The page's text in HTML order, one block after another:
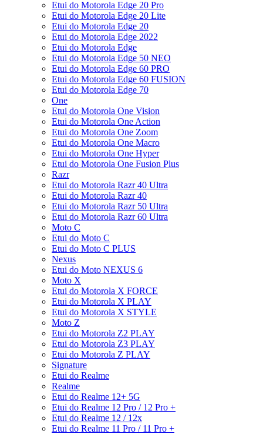
Etui do Motorola Edge 20 Pro
Etui do Motorola Edge 20 Lite
Etui do Motorola Edge 20
Etui do Motorola Edge 2022
Etui do Motorola Edge
Etui do Motorola Edge 50 NEO
Etui do Motorola Edge 60 PRO
Etui do Motorola Edge 60 FUSION
Etui do Motorola Edge 70
One
Etui do Motorola One Vision
Etui do Motorola One Action
Etui do Motorola One Zoom
Etui do Motorola One Macro
Etui do Motorola One Hyper
Etui do Motorola One Fusion Plus
Razr
Etui do Motorola Razr 40 Ultra
Etui do Motorola Razr 40
Etui do Motorola Razr 50 Ultra
Etui do Motorola Razr 60 Ultra
Moto C
Etui do Moto C
Etui do Moto C PLUS
Nexus
Etui do Moto NEXUS 6
Moto X
Etui do Motorola X FORCE
Etui do Motorola X PLAY
Etui do Motorola X STYLE
Moto Z
Etui do Motorola Z2 PLAY
Etui do Motorola Z3 PLAY
Etui do Motorola Z PLAY
Signature
Etui do Realme
Realme
Etui do Realme 12+ 5G
Etui do Realme 12 Pro / 12 Pro +
Etui do Realme 12 / 12x
Etui do Realme 11 Pro / 11 Pro +